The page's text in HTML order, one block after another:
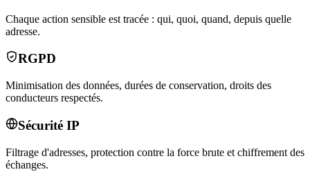
Chaque action sensible est tracée : qui, quoi, quand, depuis quelle
adresse.
RGPD
Minimisation des données, durées de conservation, droits des
conducteurs respectés.
Sécurité IP
Filtrage d'adresses, protection contre la force brute et chiffrement des
échanges.